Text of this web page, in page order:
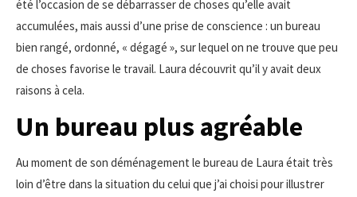
été l’occasion de se débarrasser de choses qu’elle avait
accumulées, mais aussi d’une prise de conscience : un bureau
bien rangé, ordonné, « dégagé », sur lequel on ne trouve que peu
de choses favorise le travail. Laura découvrit qu’il y avait deux
raisons à cela.
Un bureau plus agréable
Au moment de son déménagement le bureau de Laura était très
loin d’être dans la situation du celui que j’ai choisi pour illustrer